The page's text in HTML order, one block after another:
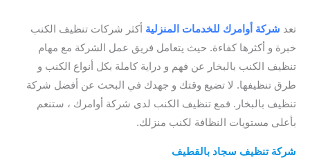
تعد شركة أوامرك للخدمات المنزلية أكثر شركات تنظيف الكنب
خبرة و أكثرها كفاءة. حيث يتعامل فريق عمل الشركة مع مهام
تنظيف الكنب بالبخار عن فهم و دراية كاملة بكل أنواع الكنب و
طرق تنظيفها. لا تضيع وقتك و جهدك في البحث عن أفضل شركة
تنظيف بالبخار. فمع تنظيف الكنب لدى شركة أوامرك ، ستنعم
بأعلى مستويات النظافة لكنب منزلك.
شركة تنظيف سجاد بالقطيف